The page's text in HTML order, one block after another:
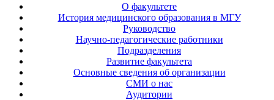
О факультете
История медицинского образования в МГУ
Руководство
Научно-педагогические работники
Подразделения
Развитие факультета
Основные сведения об организации
СМИ о нас
Аудитории